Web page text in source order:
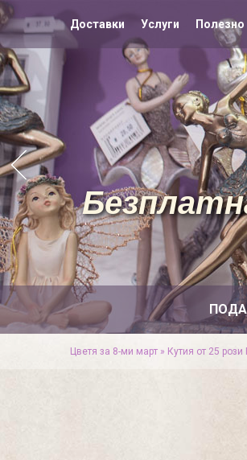
Доставки Услуги Полезно
Цветя за 8-ми март » Кутия от 25 рози